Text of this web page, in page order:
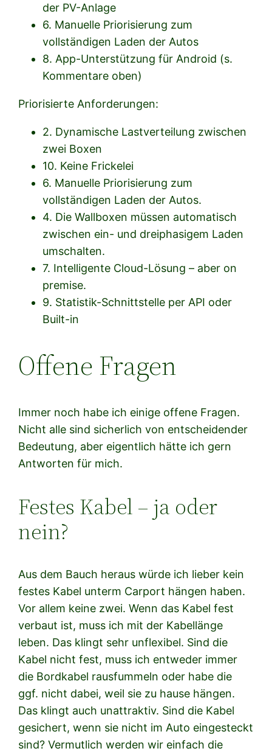
der PV-Anlage
6. Manuelle Priorisierung zum
vollständigen Laden der Autos
8. App-Unterstützung für Android (s.
Kommentare oben)
Priorisierte Anforderungen:
2. Dynamische Lastverteilung zwischen
zwei Boxen
10. Keine Frickelei
6. Manuelle Priorisierung zum
vollständigen Laden der Autos.
4. Die Wallboxen müssen automatisch
zwischen ein- und dreiphasigem Laden
umschalten.
7. Intelligente Cloud-Lösung – aber on
premise.
9. Statistik-Schnittstelle per API oder
Built-in
Offene Fragen
Immer noch habe ich einige offene Fragen.
Nicht alle sind sicherlich von entscheidender
Bedeutung, aber eigentlich hätte ich gern
Antworten für mich.
Festes Kabel – ja oder
nein?
Aus dem Bauch heraus würde ich lieber kein
festes Kabel unterm Carport hängen haben.
Vor allem keine zwei. Wenn das Kabel fest
verbaut ist, muss ich mit der Kabellänge
leben. Das klingt sehr unflexibel. Sind die
Kabel nicht fest, muss ich entweder immer
die Bordkabel rausfummeln oder habe die
ggf. nicht dabei, weil sie zu hause hängen.
Das klingt auch unattraktiv. Sind die Kabel
gesichert, wenn sie nicht im Auto eingesteckt
sind? Vermutlich werden wir einfach die